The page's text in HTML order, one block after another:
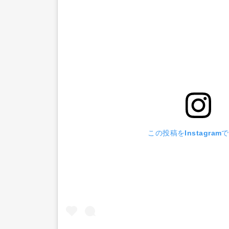
この投稿をInstagram